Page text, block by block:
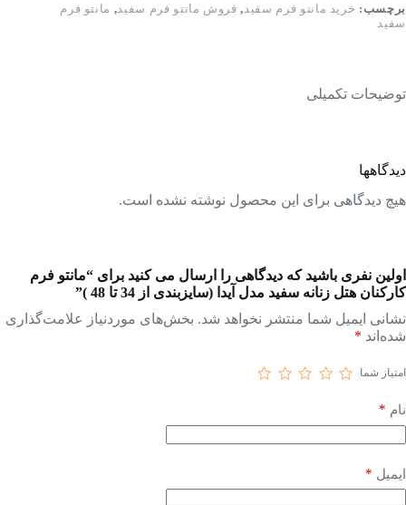
)
برچسب: خرید مانتو فرم سفید , فروش مانتو فرم سفید, مانتو فرم
سفید
توضیحات تکمیلی
دیدگاهها
هیچ دیدگاهی برای این محصول نوشته نشده است.
اولین نفری باشید که دیدگاهی را ارسال می کنید برای “مانتو فرم
کارکنان هتل زنانه سفید مدل آیدا (سایزبندی از 34 تا 48 )”
نشانی ایمیل شما منتشر نخواهد شد. بخش‌های موردنیاز علامت‌گذاری
شده‌اند *
امتیاز شما
نام *
ایمیل *